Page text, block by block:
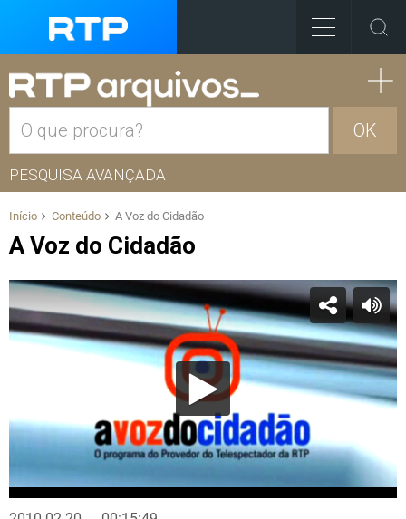
OK
PESQUISA AVANÇADA
Início Conteúdo A Voz do Cidadão
A Voz do Cidadão